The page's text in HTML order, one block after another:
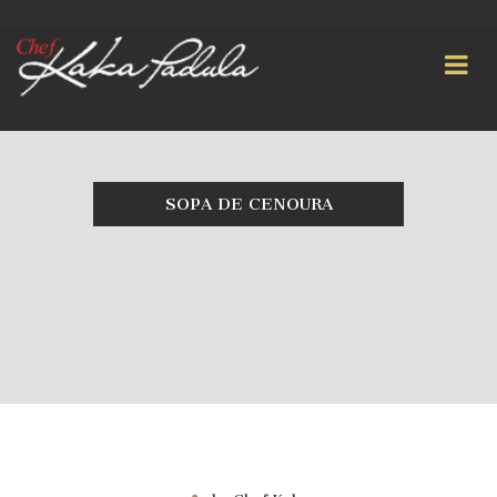
SOPA DE CENOURA